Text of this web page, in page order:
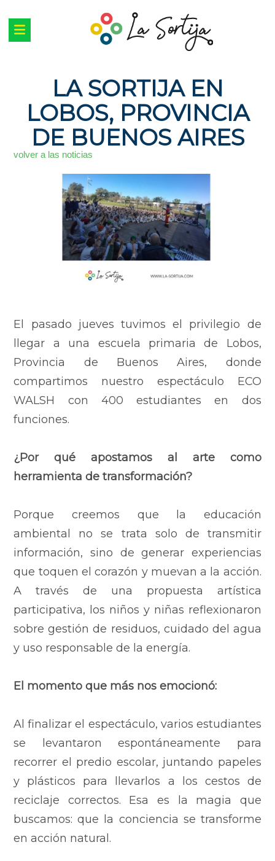
LA SORTIJA EN
LOBOS, PROVINCIA
DE BUENOS AIRES
volver a las noticias
El pasado jueves tuvimos el privilegio de
llegar a una escuela primaria de Lobos,
Provincia de Buenos Aires, donde
compartimos nuestro espectáculo ECO
WALSH con 400 estudiantes en dos
funciones.
¿Por qué apostamos al arte como
herramienta de transformación?
Porque creemos que la educación
ambiental no se trata solo de transmitir
información, sino de generar experiencias
que toquen el corazón y muevan a la acción.
A través de una propuesta artística
participativa, los niños y niñas reflexionaron
sobre gestión de residuos, cuidado del agua
y uso responsable de la energía.
El momento que más nos emocionó:
Al finalizar el espectáculo, varios estudiantes
se levantaron espontáneamente para
recorrer el predio escolar, juntando papeles
y plásticos para llevarlos a los cestos de
reciclaje correctos. Esa es la magia que
buscamos: que la conciencia se transforme
en acción natural.